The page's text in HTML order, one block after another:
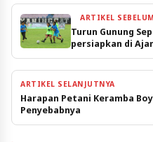
ARTIKEL
Turun Gunung
persiapkan di
ARTIKEL SELANJUTNYA
Harapan Petani Keramba
Penyebabnya